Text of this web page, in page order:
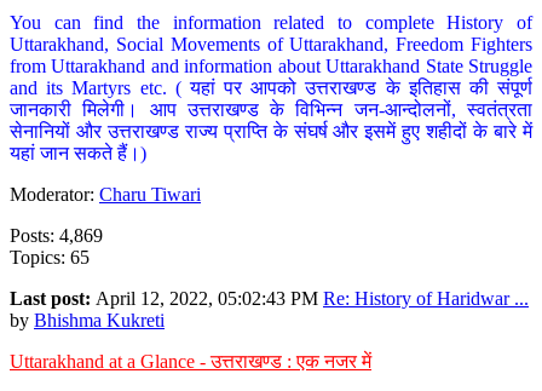
You can find the information related to complete History of
Uttarakhand, Social Movements of Uttarakhand, Freedom Fighters
from Uttarakhand and information about Uttarakhand State Struggle
and its Martyrs etc. ( यहां पर आपको उत्तराखण्ड के इतिहास की संपूर्ण
जानकारी मिलेगी। आप उत्तराखण्ड के विभिन्न जन-आन्दोलनों, स्वतंत्रता
सेनानियों और उत्तराखण्ड राज्य प्राप्ति के संघर्ष और इसमें हुए शहीदों के बारे में
यहां जान सकते हैं।)
Moderator: Charu Tiwari
Posts: 4,869
Topics: 65
Last post: April 12, 2022, 05:02:43 PM Re: History of Haridwar ...
by Bhishma Kukreti
Uttarakhand at a Glance - उत्तराखण्ड : एक नजर में